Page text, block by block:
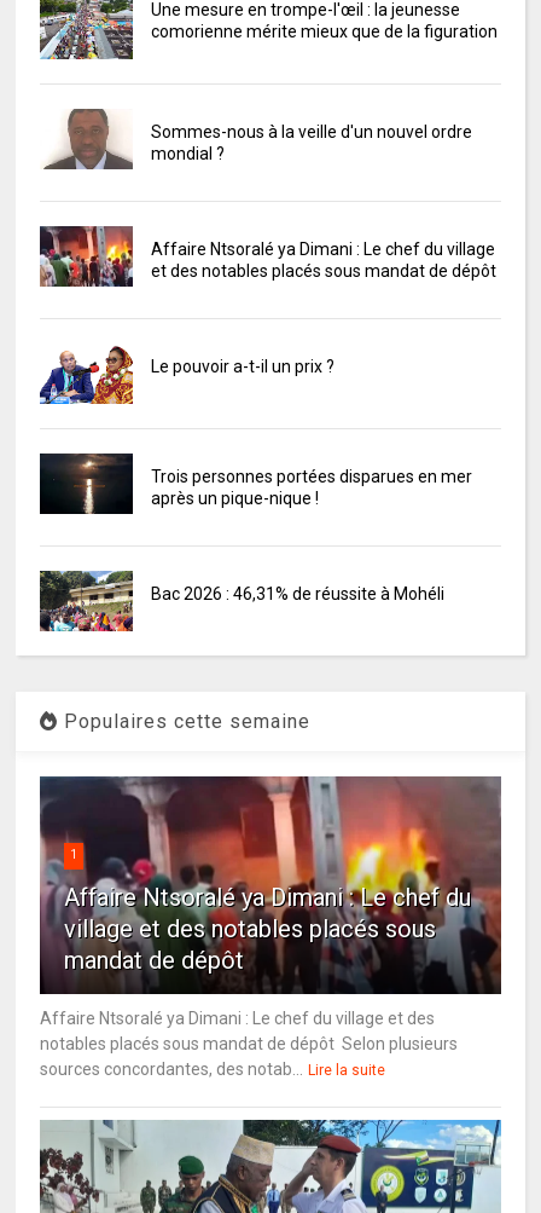
Une mesure en trompe-l'œil : la jeunesse
comorienne mérite mieux que de la figuration
Sommes-nous à la veille d'un nouvel ordre
mondial ?
Affaire Ntsoralé ya Dimani : Le chef du village
et des notables placés sous mandat de dépôt
Le pouvoir a-t-il un prix ?
Trois personnes portées disparues en mer
après un pique-nique !
Bac 2026 : 46,31% de réussite à Mohéli
Populaires cette semaine
1
Affaire Ntsoralé ya Dimani : Le chef du
village et des notables placés sous
mandat de dépôt
Affaire Ntsoralé ya Dimani : Le chef du village et des
notables placés sous mandat de dépôt Selon plusieurs
sources concordantes, des notab...
Lire la suite